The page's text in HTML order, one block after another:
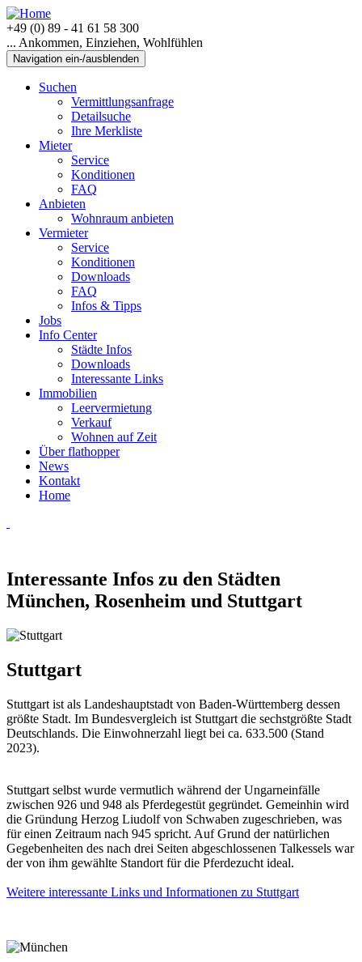
+49 (0) 89 - 41 61 58 300
... Ankommen, Einziehen, Wohlfühlen
Navigation ein-/ausblenden
Suchen
Vermittlungsanfrage
Detailsuche
Ihre Merkliste
Mieter
Service
Konditionen
FAQ
Anbieten
Wohnraum anbieten
Vermieter
Service
Konditionen
Downloads
FAQ
Infos & Tipps
Jobs
Info Center
Städte Infos
Downloads
Interessante Links
Immobilien
Leervermietung
Verkauf
Wohnen auf Zeit
Über flathopper
News
Kontakt
Home
Interessante Infos zu den Städten
München, Rosenheim und Stuttgart
Stuttgart
Stuttgart ist als Landeshauptstadt von Baden-Württemberg dessen
größte Stadt. Im Bundesvergleich ist Stuttgart die sechstgrößte Stadt
Deutschlands. Die Einwohnerzahl liegt bei ca. 633.500 (Stand
2023).
Stuttgart selbst wurde vermutlich während der Ungarneinfälle
zwischen 926 und 948 als Pferdegestüt gegründet. Gemeinhin wird
die Gründung Herzog Liudolf von Schwaben zugeschrieben, was
für einen Zeitraum nach 945 spricht. Auf Grund der natürlichen
Gegebenheiten des nach drei Seiten abgeschlossenen Talkessels war
der von ihm gewählte Standort für die Pferdezucht ideal.
Weitere interessante Links und Informationen zu Stuttgart